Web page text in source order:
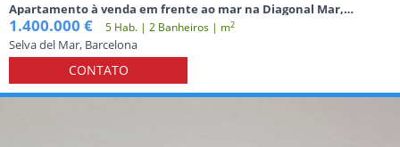
Apartamento à venda em frente ao mar na Diagonal Mar,
Barcelona
1.400.000 € 5 Hab. | 2 Banheiros | m2
Selva del Mar, Barcelona
CONTATO